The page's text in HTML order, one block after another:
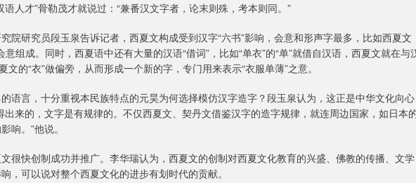
人才”骨勒茂才就说过：“兼番汉文字者，论末则殊，考本则同。”
院研究员段玉泉告诉记者，西夏文构成受到汉字“六书”影响，会意和形声字最多，比如西夏文
意组成。同时，西夏语中还有大量的汉语“借词”，比如“单衣”的“单”就借自汉语，西夏文就在与
的“衣”做偏旁，从而形成一个新的字，专门用来表示“衣服单薄”之意。
语言，十分重视本民族特点的元昊为何选择模仿汉字造字？段玉泉认为，这正是中华文化向心
出来的，文字是有规律的。不仅西夏文、契丹文借鉴汉字的造字规律，就连周边国家，如日本
响。”他说。
很快创制成功并推广。李华瑞认为，西夏文的创制对西夏文化教育的兴盛、佛教的传播、文学
，可以说对整个西夏文化的进步有划时代的贡献。